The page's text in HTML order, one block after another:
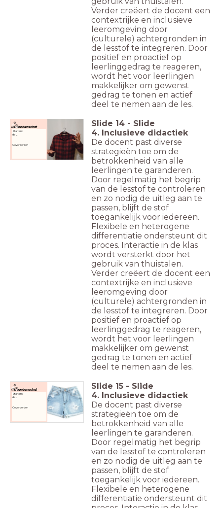
Verder creëert de docent een
contextrijke en inclusieve
leeromgeving door
(culturele) achtergronden in
de lesstof te integreren. Door
positief en proactief op
leerlinggedrag te reageren,
wordt het voor leerlingen
makkelijker om gewenst
gedrag te tonen en actief
deel te nemen aan de les.
Woordenschat
Starters:
de
Gevorderden
Slide 14 - Slide
4. Inclusieve didactiek
De docent past diverse
strategieën toe om de
betrokkenheid van alle
leerlingen te garanderen.
Door regelmatig het begrip
van de lesstof te controleren
en zo nodig de uitleg aan te
passen, blijft de stof
toegankelijk voor iedereen.
Flexibele en heterogene
differentiatie ondersteunt dit
proces. Interactie in de klas
wordt versterkt door het
gebruik van thuistalen.
Verder creëert de docent een
contextrijke en inclusieve
leeromgeving door
(culturele) achtergronden in
de lesstof te integreren. Door
positief en proactief op
leerlinggedrag te reageren,
wordt het voor leerlingen
makkelijker om gewenst
gedrag te tonen en actief
deel te nemen aan de les.
Woordenschat
Starters:
de
Gevorderden
Slide 15 - Slide
4. Inclusieve didactiek
De docent past diverse
strategieën toe om de
betrokkenheid van alle
leerlingen te garanderen.
Door regelmatig het begrip
van de lesstof te controleren
en zo nodig de uitleg aan te
passen, blijft de stof
toegankelijk voor iedereen.
Flexibele en heterogene
differentiatie ondersteunt dit